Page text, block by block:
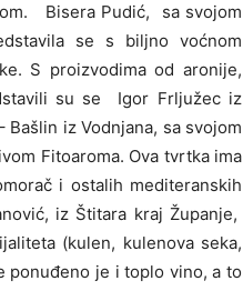
Bisera Pudić,
sa svojom
se s biljno voćnom
S proizvodima od aronije,
su se
Igor Frljužec iz
iz Vodnjana, sa svojom
Fitoaroma. Ova tvrtka ima
i ostalih mediteranskih
iz Štitara kraj Županje,
(kulen, kulenova seka,
ponuđeno je i toplo vino, a to